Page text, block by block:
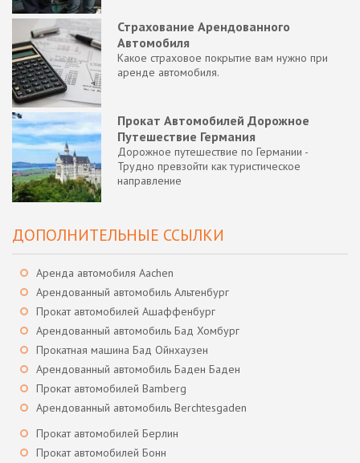
Страхование Арендованного
Автомобиля
Какое страховое покрытие вам нужно при
аренде автомобиля.
Прокат Автомобилей Дорожное
Путешествие Германия
Дорожное путешествие по Германии -
Трудно превзойти как туристическое
направление
ДОПОЛНИТЕЛЬНЫЕ ССЫЛКИ
Аренда автомобиля Aachen
Арендованный автомобиль Альтенбург
Прокат автомобилей Ашаффенбург
Арендованный автомобиль Бад Хомбург
Прокатная машина Бад Ойнхаузен
Арендованный автомобиль Баден Баден
Прокат автомобилей Bamberg
Арендованный автомобиль Berchtesgaden
Прокат автомобилей Берлин
Прокат автомобилей Бонн